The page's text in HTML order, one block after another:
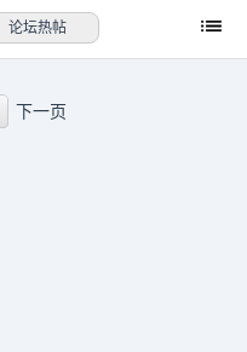
论坛热帖
下一页